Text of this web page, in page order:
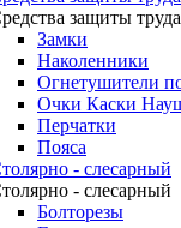
защиты труда
Замки
Наколенники
Огнетушители
Очки Каски
Перчатки
Пояса
- слесарный
- слесарный
Болторезы